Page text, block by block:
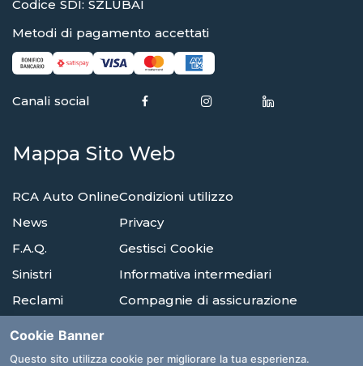
Codice SDI: SZLUBAI
Metodi di pagamento accettati
Canali social
Mappa Sito Web
RCA Auto Online
News
F.A.Q.
Sinistri
Reclami
Condizioni utilizzo
Privacy
Gestisci Cookie
Informativa intermediari
Compagnie di assicurazione
Albi E Ordini
Cookie Banner
Questo sito utilizza cookie per migliorare la tua esperienza.